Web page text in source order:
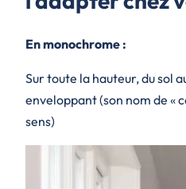
En monochrome :
Sur toute la hauteur, du sol
enveloppant (son nom de «
sens)